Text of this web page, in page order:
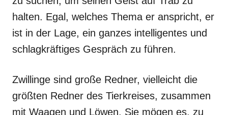
halten. Egal, welches Thema er anspricht, er
ist in der Lage, ein ganzes intelligentes und
schlagkräftiges Gespräch zu führen.
Zwillinge sind große Redner, vielleicht die
größten Redner des Tierkreises, zusammen
mit Waagen und Löwen. Sie mögen es, zu